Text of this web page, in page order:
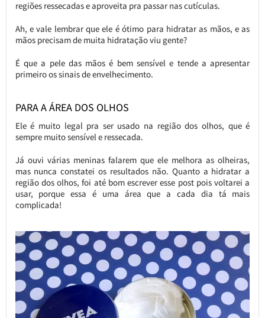
regiões ressecadas e aproveita pra passar nas cutículas.
Ah, e vale lembrar que ele é ótimo para hidratar as mãos, e as
mãos precisam de muita hidratação viu gente?
É que a pele das mãos é bem sensível e tende a apresentar
primeiro os sinais de envelhecimento.
PARA A ÁREA DOS OLHOS
Ele é muito legal pra ser usado na região dos olhos, que é
sempre muito sensível e ressecada.
Já ouvi várias meninas falarem que ele melhora as olheiras,
mas nunca constatei os resultados não. Quanto a hidratar a
região dos olhos, foi até bom escrever esse post pois voltarei a
usar, porque essa é uma área que a cada dia tá mais
complicada!